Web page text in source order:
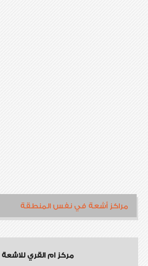
مراكز أشعة في نفس المنطقة
مركز ام القري للاشعة